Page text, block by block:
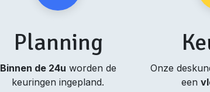
Planning
Binnen de 24u worden de
keuringen ingepland.
Onze
een